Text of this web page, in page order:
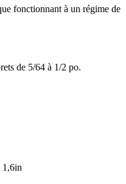
fonctionnant à un régime de
de 5/64 à 1/2 po.
1,6in